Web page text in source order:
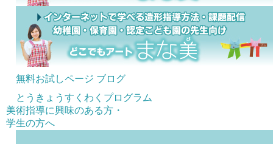
無料お試しページ ブログ
とうきょうすくわくプログラム
美術指導に興味のある方・
学生の方へ